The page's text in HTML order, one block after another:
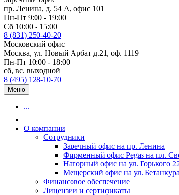
пр. Ленина, д. 54 А, офис 101
Пн-Пт 9:00 - 19:00
Сб 10:00 - 15:00
8 (831) 250-40-20
Московский офис
Москва, ул. Новый Арбат д.21, оф. 1119
Пн-Пт 10:00 - 18:00
сб, вс. выходной
8 (495) 128-10-70
Меню
...
О компании
Сотрудники
Заречный офис на пр. Ленина
Фирменный офис Pegas на пл.
Нагорный офис на ул. Горького
Мещерский офис на ул. Бетанкура
Финансовое обеспечение
Лицензии и сертификаты